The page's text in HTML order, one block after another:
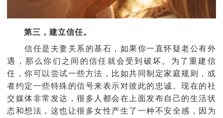
第三，建立信任。
信任是夫妻关系的基石，如果你一直怀疑老公有外
遇，那么你们之间的信任就会受到破坏。为了重建信
任，你可以尝试一些方法，比如共同制定家庭规则，或
者约定一些特殊的信号来表示对彼此的忠诚。现在的社
交媒体非常发达，很多人都会在上面发布自己的生活状
态和想法，这也让很多女性产生了一种不安全感，因为